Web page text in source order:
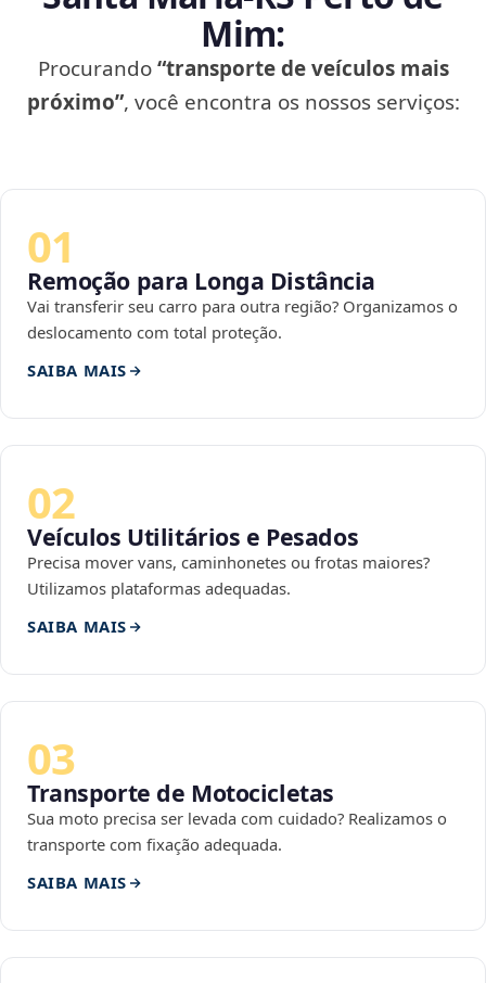
Mim:
Procurando“transporte de veículos mais
próximo”, você encontra os nossos serviços:
01
Remoção para Longa Distância
Vai transferir seu carro para outra região? Organizamos o
deslocamento com total proteção.
SAIBA MAIS
02
Veículos Utilitários e Pesados
Precisa mover vans, caminhonetes ou frotas maiores?
Utilizamos plataformas adequadas.
SAIBA MAIS
03
Transporte de Motocicletas
Sua moto precisa ser levada com cuidado? Realizamos o
transporte com fixação adequada.
SAIBA MAIS